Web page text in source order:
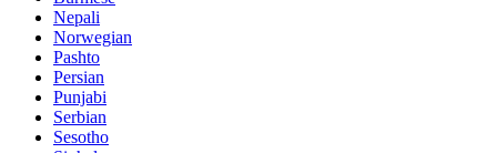
Nepali
Norwegian
Pashto
Persian
Punjabi
Serbian
Sesotho